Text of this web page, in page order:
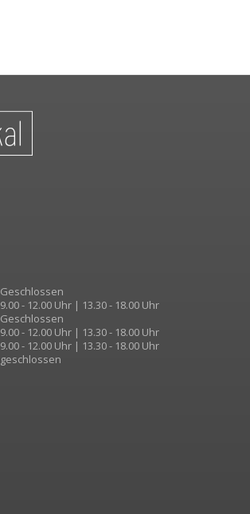
Geschlossen
9.00 - 12.00 Uhr | 13.30 - 18.00 Uhr
Geschlossen
9.00 - 12.00 Uhr | 13.30 - 18.00 Uhr
9.00 - 12.00 Uhr | 13.30 - 18.00 Uhr
geschlossen